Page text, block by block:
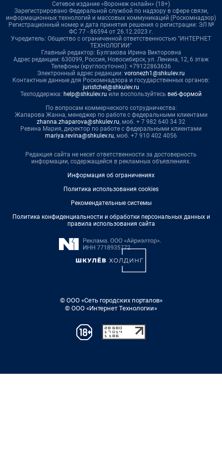
Сетевое издание «Воронеж онлайн» (18+)
Зарегистрировано Федеральной службой по надзору в сфере связи,
информационных технологий и массовых коммуникаций (Роскомнадзор)
Регистрационный номер и дата принятия решения о регистрации: ЭЛ №
ФС 77 - 86594 от 26.12.2023 г.
Учредитель: Общество с ограниченной ответственностью "ИНТЕРНЕТ
ТЕХНОЛОГИИ"
Главный редактор: Булгакова Ирина Викторовна
Адрес редакции: 630099, Россия, Новосибирск, ул. Ленина, 12, 6 этаж
Телефоны (круглосуточно): +79122863636
Электронный адрес редакции: voronezh1@shkulev.ru
Контактные данные для Роскомнадзора и государственных органов:
juristchel@shkulev.ru
Техподдержка: help@shkulev.ru или воспользуйтесь веб-формой
По вопросам коммерческого сотрудничества:
Жапарова Жанна, менеджер по работе с федеральными клиентами
zhanna.zhaparova@shkulev.ru, моб. + 7 982 640 34 32
Ревина Мария, директор по работе с федеральными клиентами
mariya.revina@shkulev.ru, моб. +7 910 402 4056
Редакция сайта не несет ответственности за достоверность
информации, содержащейся в рекламных объявлениях.
Информация об ограничениях
Политика использования cookies
Рекомендательные системы
Политика конфиденциальности и обработки персональных данных и
правила использования сайта
© ООО «Сеть городских порталов»
© ООО «Интернет Технологии»